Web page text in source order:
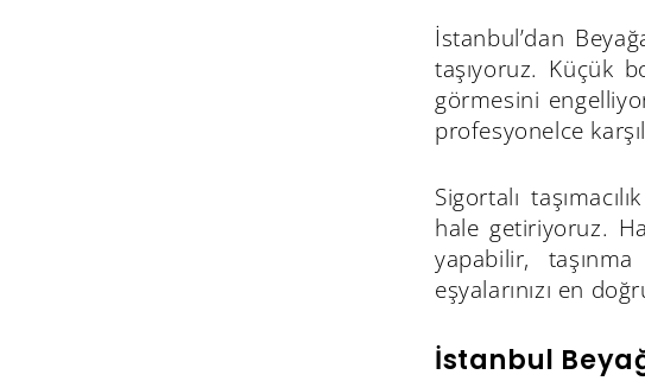
İstanbul’dan
taşıyoruz. Küçük
görmesini
profesyonelce
Sigortalı
hale getiriyoruz.
yapabilir,
eşyalarınızı en
İstanbul